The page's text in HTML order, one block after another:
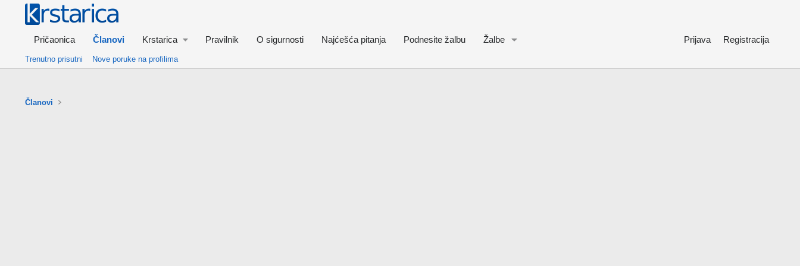
Pričaonica Članovi Krstarica Pravilnik O sigurnosti Najćešća pitanja Podnesite žalbu Žalbe Prijava Registracija
Trenutno prisutni Nove poruke na profilima
Članovi